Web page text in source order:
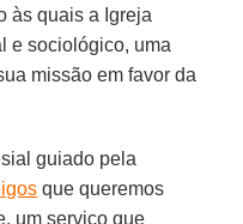
às quais a Igreja
e sociológico, uma
missão em favor da
guiado pela
que queremos
um serviço que